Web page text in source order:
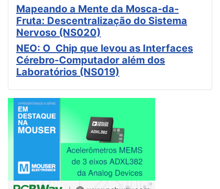
Mapeando a Mente da Mosca-da-
Fruta: Descentralização do Sistema
Nervoso (NS020)
NEO: O Chip que levou as Interfaces
Cérebro-Computador além dos
Laboratórios (NS019)